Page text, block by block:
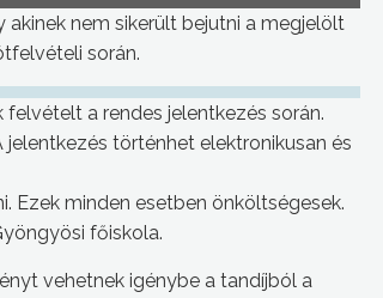
nem sikerült bejutni a megjelölt
során.
a rendes jelentkezés során.
történhet elektronikusan és
Ezek minden esetben önköltségesek.
főiskola.
vehetnek igénybe a tandíjból a